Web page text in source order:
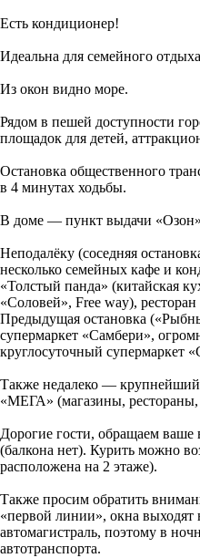
Есть кондиционер!
Идеальна для семейного
Из окон видно море.
Рядом в пешей доступности
площадок для детей,
Остановка общественного
в 4 минутах ходьбы.
В доме — пункт выдачи
Неподалёку (соседняя
несколько семейных кафе и
«Толстый панда» (китайская
«Соловей», Free way),
Предыдущая остановка
супермаркет «Самбери»,
круглосуточный супермаркет
Также недалеко —
«МЕГА» (магазины, рестораны,
Дорогие гости, обращаем ваше
(балкона нет). Курить можно
расположена на 2 этаже).
Также просим обратить
«первой линии», окна выходят
автомагистраль, поэтому в
автотранспорта.